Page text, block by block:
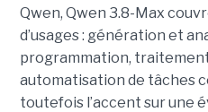
Qwen, Qwen 3.8-Max
d’usages : génération et
programmation,
automatisation de tâches
toutefois l’accent sur une